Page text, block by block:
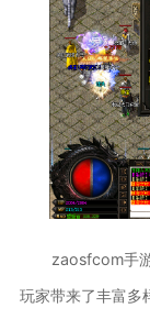
zaosfcom手
玩家带来了丰富多